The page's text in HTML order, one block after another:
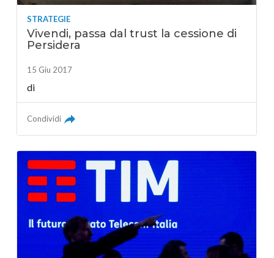
STRATEGIE
Vivendi, passa dal trust la cessione di
Persidera
15 Giu 2017
di
Condividi